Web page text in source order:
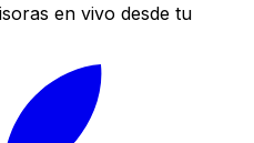
en vivo desde tu